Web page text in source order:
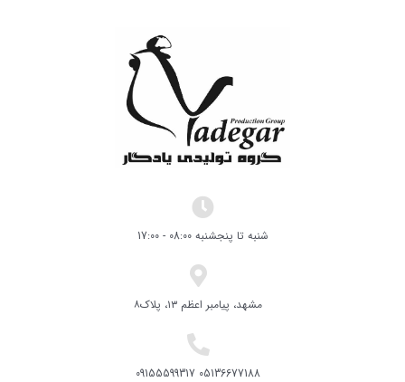
شنبه تا پنجشنبه 08:00 - 17:00
مشهد، پیامبر اعظم ۱۳، پلاک۸
05136677188 09155599317